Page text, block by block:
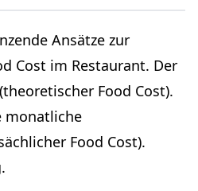
Ansätze zur
Cost im Restaurant. Der
Food Cost).
monatliche
Food Cost).